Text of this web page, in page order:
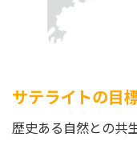
サテライトの目
歴史ある自然との共